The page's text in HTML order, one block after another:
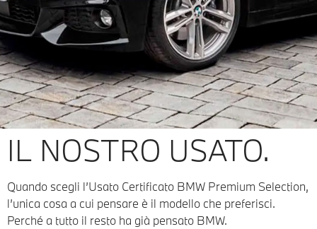
IL NOSTRO USATO.
Quando scegli l’Usato Certificato BMW Premium Selection,
l’unica cosa a cui pensare è il modello che preferisci.
Perché a tutto il resto ha già pensato BMW.